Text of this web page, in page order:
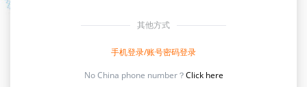
其他方式
手机登录/账号密码登录
No China phone number？Click here